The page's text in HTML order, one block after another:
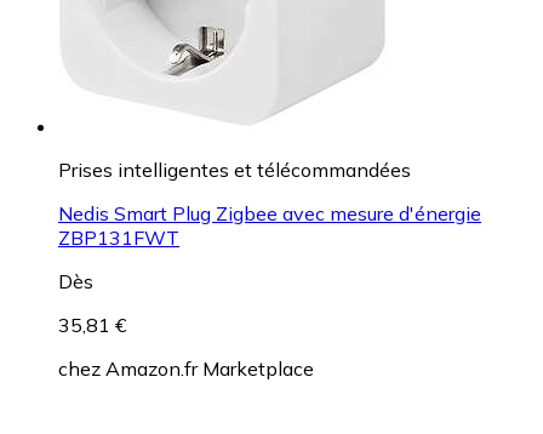
Prises intelligentes et télécommandées
Nedis Smart Plug Zigbee avec mesure d'énergie
ZBP131FWT
Dès
35,81 €
chez Amazon.fr Marketplace